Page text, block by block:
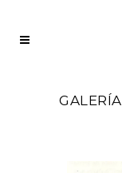
GALERÍA